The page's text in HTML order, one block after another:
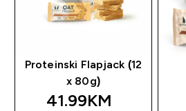
Proteinski Flapjack (12
x 80g)
41.99KM‎